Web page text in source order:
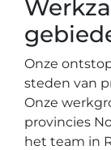
Onze
steden van
Onze
provincies
het team in